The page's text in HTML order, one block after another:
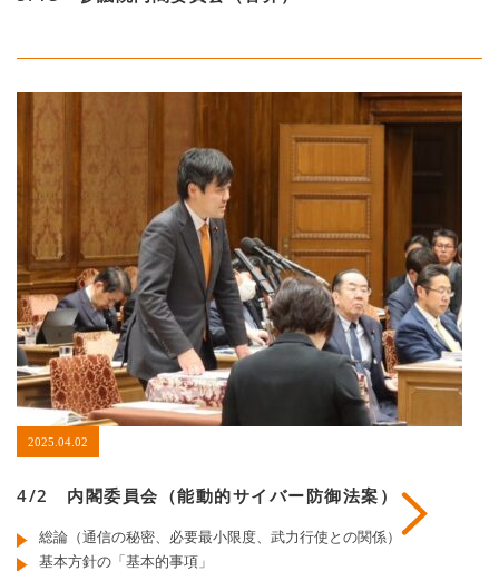
2025.04.02
4/2 内閣委員会（能動的サイバー防御法案）
総論（通信の秘密、必要最小限度、武力行使との関係）
基本方針の「基本的事項」